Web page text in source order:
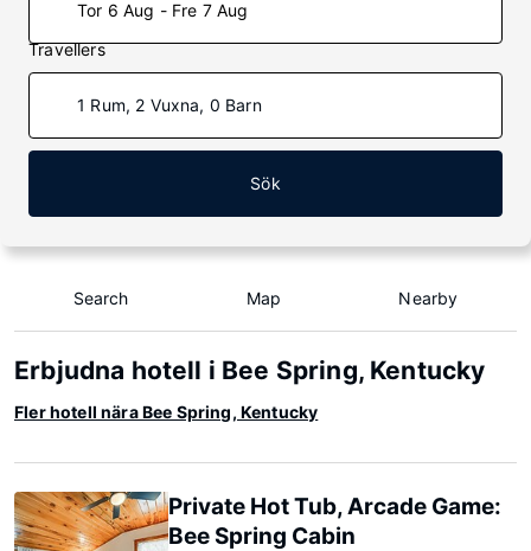
Tor 6 Aug - Fre 7 Aug
Travellers
1 Rum, 2 Vuxna, 0 Barn
Sök
Search Map Nearby
Erbjudna hotell i Bee Spring, Kentucky
Fler hotell nära Bee Spring, Kentucky
Private Hot Tub, Arcade Game:
Bee Spring Cabin